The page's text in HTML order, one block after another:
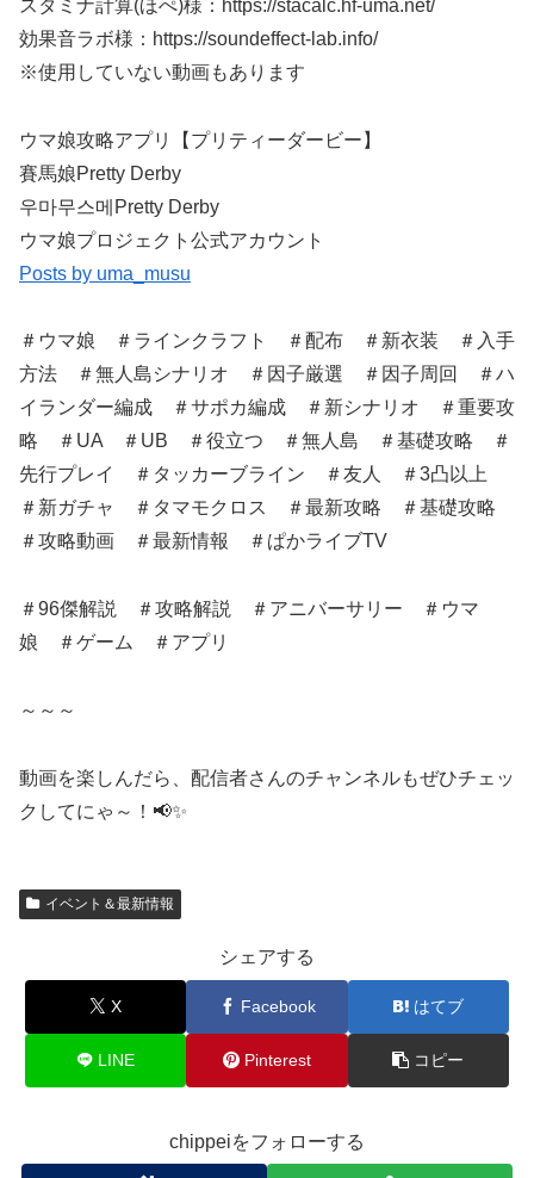
スタミナ計算(ほぺ)様：https://stacalc.hf-uma.net/
効果音ラボ様：https://soundeffect-lab.info/​​​​
※使用していない動画もあります​​​​
ウマ娘攻略アプリ【プリティーダービー】
賽馬娘Pretty Derby
우마무스메Pretty Derby
ウマ娘プロジェクト公式アカウント
Posts by uma_musu
＃ウマ娘 ＃ラインクラフト ＃配布 ＃新衣装 ＃入手
方法 ＃無人島シナリオ ＃因子厳選 ＃因子周回 ＃ハ
イランダー編成 ＃サポカ編成 ＃新シナリオ ＃重要攻
略 ＃UA ＃UB ＃役立つ ＃無人島 ＃基礎攻略 ＃
先行プレイ ＃タッカーブライン ＃友人 ＃3凸以上
＃新ガチャ ＃タマモクロス ＃最新攻略 ＃基礎攻略
＃攻略動画 ＃最新情報 ＃ぱかライブTV
＃96傑解説 ＃攻略解説 ＃アニバーサリー ＃ウマ
娘 ＃ゲーム ＃アプリ
～～～
動画を楽しんだら、配信者さんのチャンネルもぜひチェッ
クしてにゃ～！📢✨
イベント＆最新情報
シェアする
X Facebook はてブ
LINE Pinterest コピー
chippeiをフォローする